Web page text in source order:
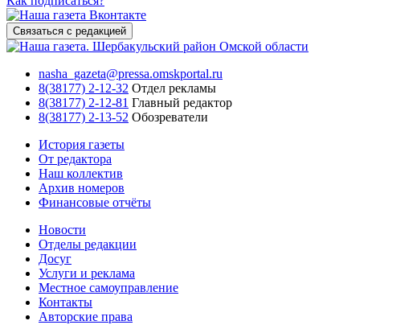
Связаться с редакцией
nasha_gazeta@pressa.omskportal.ru
8(38177) 2-12-32 Отдел рекламы
8(38177) 2-12-81 Главный редактор
8(38177) 2-13-52 Обозреватели
История газеты
От редактора
Наш коллектив
Архив номеров
Финансовые отчёты
Новости
Отделы редакции
Досуг
Услуги и реклама
Местное самоуправление
Контакты
Авторские права